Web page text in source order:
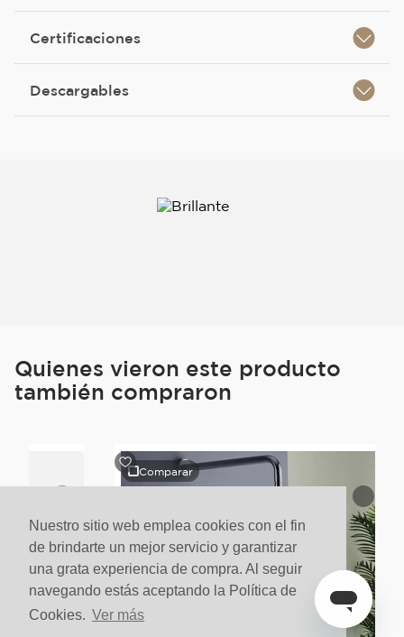
Nuestro sitio web emplea cookies con el fin
de brindarte un mejor servicio y garantizar
una grata experiencia de compra. Al seguir
navegando estás aceptando la Política de
Cookies. Ver más
Certificaciones
Descargables
Quienes vieron este producto
también compraron
Comparar